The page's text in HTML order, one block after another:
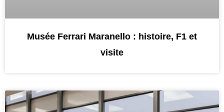
Musée Ferrari Maranello : histoire, F1 et
visite